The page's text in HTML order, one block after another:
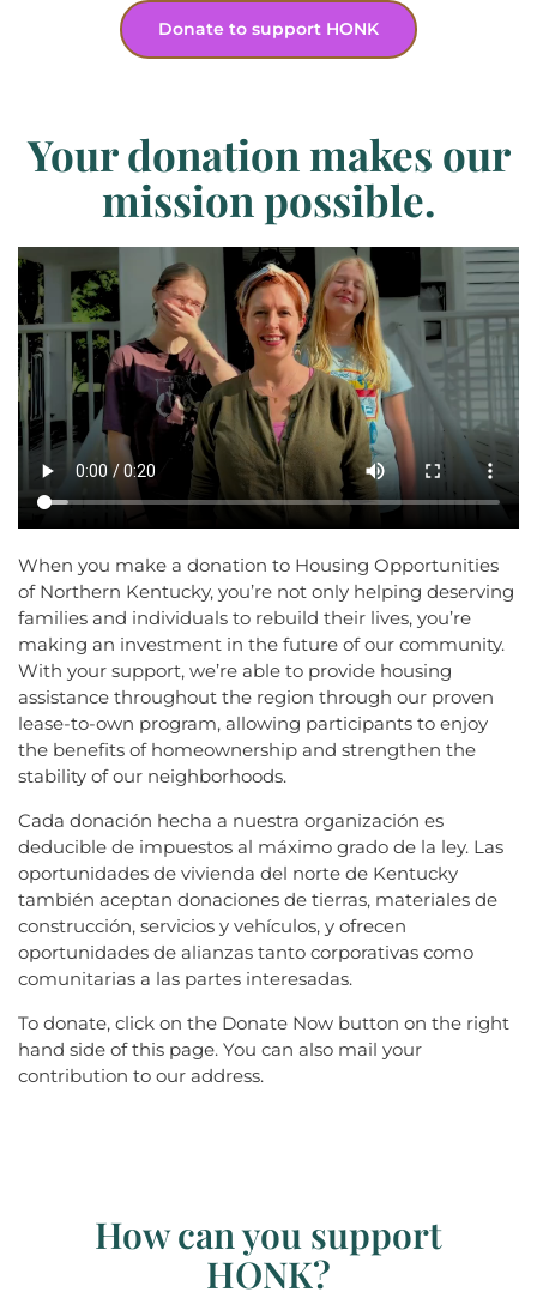
Donate to support HONK
Your donation makes our
mission possible.
When you make a donation to Housing Opportunities
of Northern Kentucky, you’re not only helping deserving
families and individuals to rebuild their lives, you’re
making an investment in the future of our community.
With your support, we’re able to provide housing
assistance throughout the region through our proven
lease-to-own program, allowing participants to enjoy
the benefits of homeownership and strengthen the
stability of our neighborhoods.
Cada donación hecha a nuestra organización es
deducible de impuestos al máximo grado de la ley. Las
oportunidades de vivienda del norte de Kentucky
también aceptan donaciones de tierras, materiales de
construcción, servicios y vehículos, y ofrecen
oportunidades de alianzas tanto corporativas como
comunitarias a las partes interesadas.
To donate, click on the Donate Now button on the right
hand side of this page. You can also mail your
contribution to our address.
How can you support
HONK?